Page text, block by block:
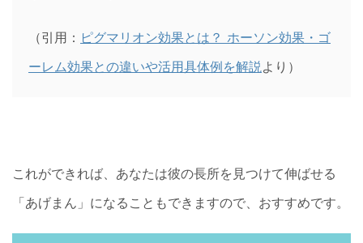
（引用： ピグマリオン効果とは？ ホーソン効果・ゴ
ーレム効果との違いや活用具体例を解説より）
これができれば、あなたは彼の長所を見つけて伸ばせる
「あげまん」になることもできますので、おすすめです。